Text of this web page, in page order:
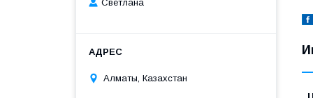
Светлана
Алматы, Казахстан